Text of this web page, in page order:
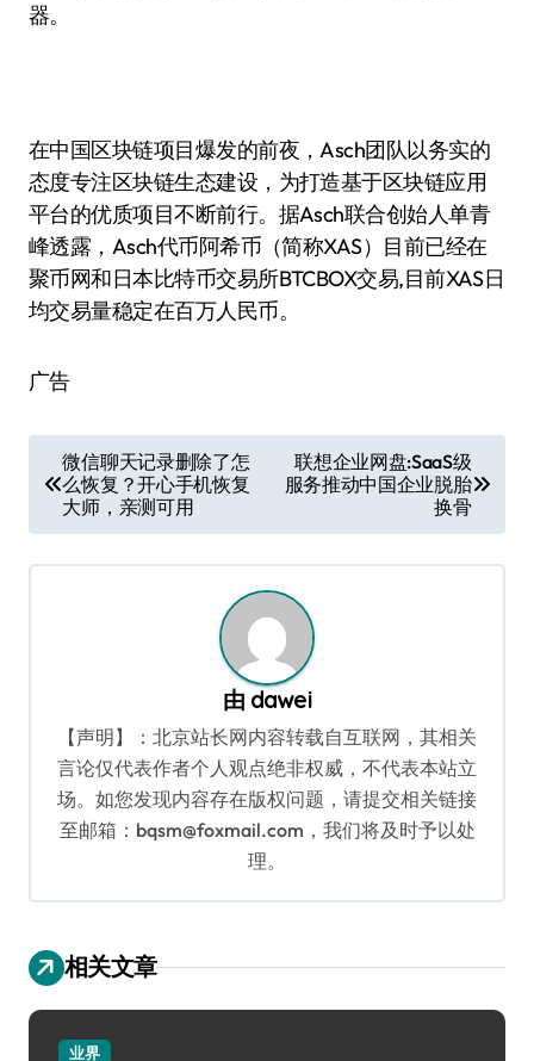
器。
在中国区块链项目爆发的前夜，Asch团队以务实的
态度专注区块链生态建设，为打造基于区块链应用
平台的优质项目不断前行。据Asch联合创始人单青
峰透露，Asch代币阿希币（简称XAS）目前已经在
聚币网和日本比特币交易所BTCBOX交易,目前XAS日
均交易量稳定在百万人民币。
广告
章
导
航
微信聊天记录删除了怎
么恢复？开心手机恢复
大师，亲测可用
联想企业网盘:SaaS级
服务推动中国企业脱胎
换骨
由 dawei
【声明】：北京站长网内容转载自互联网，其相关
言论仅代表作者个人观点绝非权威，不代表本站立
场。如您发现内容存在版权问题，请提交相关链接
至邮箱：bqsm@foxmail.com，我们将及时予以处
理。
相关文章
业界